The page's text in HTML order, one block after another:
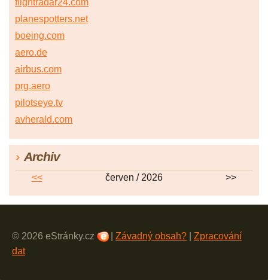
flightradar24.com
planespotters.net
boeing.com
aero.de
airbus.com
prg.aero
pilotseye.tv
avherald.com
Archiv
<< červen / 2026 >>
© 2026 eStránky.cz Závadný obsah?
Zpracování
dat